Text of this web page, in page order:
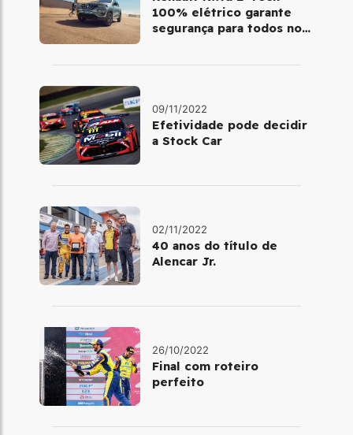
100% elétrico garante
segurança para todos no
09/11/2022
Efetividade pode decidir
a Stock Car
02/11/2022
40 anos do título de
Alencar Jr.
26/10/2022
Final com roteiro
perfeito